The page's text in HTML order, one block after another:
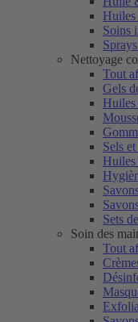
Huiles
Soins
Nettoyage
Tout
Gels
Huiles
Sels
Huiles
Sets
Soin des
Tout